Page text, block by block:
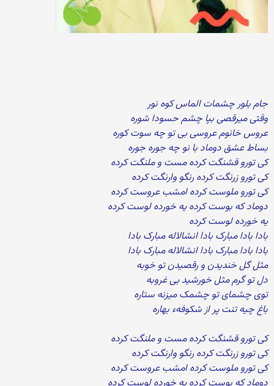
جام بلور چشمات الماس کوه نور
وقتی میرقصی بپا چشم حسودا شوره
عروس خانوم عروسی بی تو چه سوت کوره
بساط عشق دوماد با نو چه جوره جوره
کی تورو قشنگت کرده مست و ملنگت کرده
کی تورو زرنگت کرده رنگو وارنگت کرده
کی تورو ملوست کرده امشب عروست کرده
دوماد که بوست کرده یه خورده لوست کرده
یه خورده لوست کرده
بادا بادا مبارک بادا انشالاله مبارک بادا
بادا بادا مبارک بادا انشالاله مبارک بادا
مثل گل خندیدن و رقصیدن تو خوبه
دل تو گرم مثل خورشید بی غروبه
توی چشمای تو چشمک میزنه ستاره
باغ چیه تنت پر از شکوفهء بهاره
کی تورو قشنگت کرده مست و ملنگت کرده
کی تورو زرنگت کرده رنگو وارنگت کرده
کی تورو ملوست کرده امشب عروست کرده